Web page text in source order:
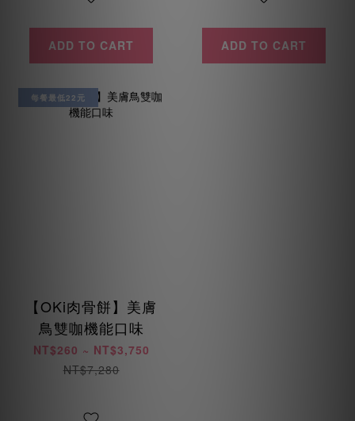
ADD TO CART ADD TO CART
每餐最低22元
【OKi肉骨餅】美膚
鳥雙咖機能口味
NT$260 ~ NT$3,750
NT$7,280